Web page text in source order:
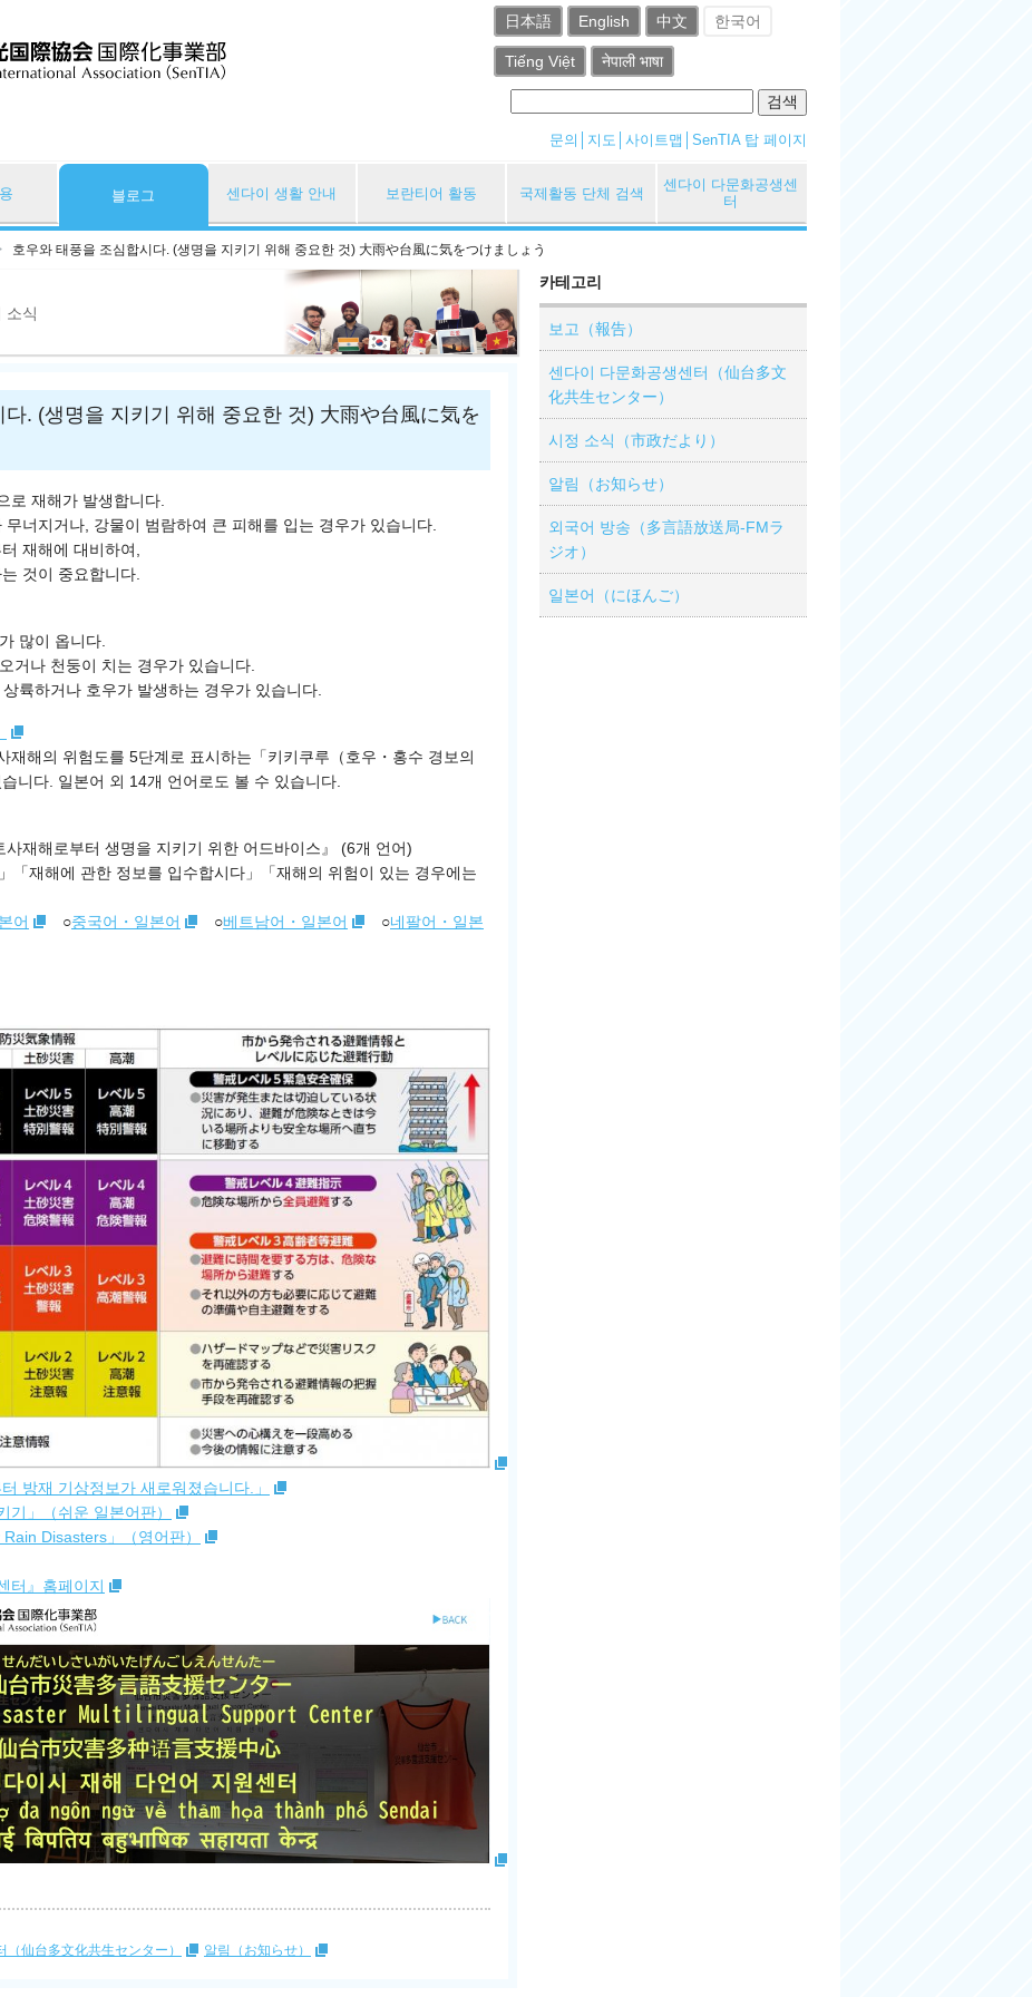
日本語 English 中文 한국어
Tiếng Việt नेपाली भाषा
문의 지도 사이트맵 SenTIA 탑 페이지
블로그 센다이 생활 안내 보란티어 활동 국제활동 단체 검색
센다이 다문화공생센
터
호우와 태풍을 조심합시다. (생명을 지키기 위해 중요한 것) 大雨や台風に気をつけましょう
소식
. (생명을 지키기 위해 중요한 것) 大雨や台風に気を
로 재해가 발생합니다.
너지거나, 강물이 범람하여 큰 피해를 입는 경우가 있습니다.
재해에 대비하여,
것이 중요합니다.
많이 옵니다.
거나 천둥이 치는 경우가 있습니다.
륙하거나 호우가 발생하는 경우가 있습니다.
재해의 위험도를 5단계로 표시하는「키키쿠루（호우・홍수 경보의
니다. 일본어 외 14개 언어로도 볼 수 있습니다.
재해로부터 생명을 지키기 위한 어드바이스』 (6개 언어)
「재해에 관한 정보를 입수합시다」「재해의 위험이 있는 경우에는
어 ○중국어・일본어 ○베트남어・일본어 ○네팔어・일본
방재 기상정보가 새로워졌습니다.」
기」（쉬운 일본어판）
Disasters」（영어판）
터』홈페이지
仙台多文化共生センター） 알림（お知らせ）
카테고리
보고（報告）
센다이 다문화공생센터（仙台多文
化共生センター）
시정 소식（市政だより）
알림（お知らせ）
외국어 방송（多言語放送局-FMラ
ジオ）
일본어（にほんご）